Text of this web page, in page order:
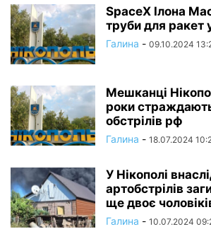
SpaceX Ілона
труби для ракет
Галина - 09.10.2024
Мешканці
роки
обстрілів рф
Галина - 18.07.2024
У Нікополі
артобстрілів
ще двоє
Галина - 10.07.2024